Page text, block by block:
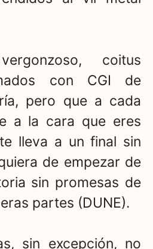
coitus
con CGI de
pero que a cada
a la cara que eres
lleva a un final sin
de empezar de
sin promesas de
partes (DUNE).
sin excepción, no